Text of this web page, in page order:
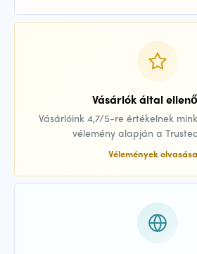
Vásárlók által
Vásárlóink 4,7/5-re értékelnek
vélemény alapján a
Vélemények olvasása